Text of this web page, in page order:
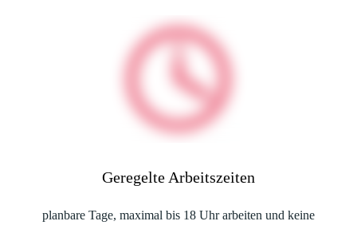
Geregelte Arbeitszeiten
planbare Tage, maximal bis 18 Uhr arbeiten und keine